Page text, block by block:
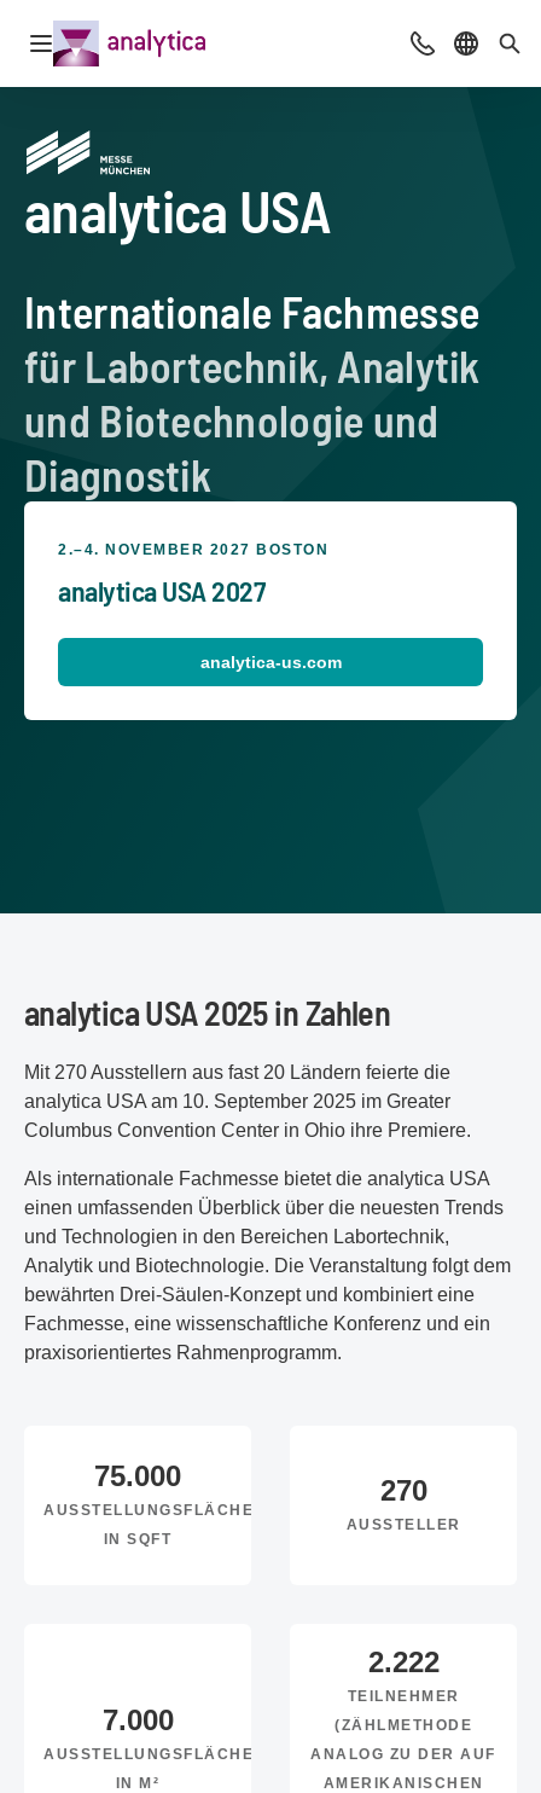
Navigation öffnen Beratung &
Sprache
analytica USA
Internationale Fachmesse
für Labortechnik, Analytik
und Biotechnologie und
Diagnostik
2.–4. NOVEMBER 2027 BOSTON
analytica USA 2027
analytica-us.com
analytica USA 2025 in Zahlen
Mit 270 Ausstellern aus fast 20 Ländern feierte die
analytica USA am 10. September 2025 im Greater
Columbus Convention Center in Ohio ihre Premiere.
Als internationale Fachmesse bietet die analytica USA
einen umfassenden Überblick über die neuesten Trends
und Technologien in den Bereichen Labortechnik,
Analytik und Biotechnologie. Die Veranstaltung folgt dem
bewährten Drei-Säulen-Konzept und kombiniert eine
Fachmesse, eine wissenschaftliche Konferenz und ein
praxisorientiertes Rahmenprogramm.
75.000
AUSSTELLUNGSFLÄCHE
IN SQFT
270
AUSSTELLER
7.000
AUSSTELLUNGSFLÄCHE
IN M²
2.222
TEILNEHMER
(ZÄHLMETHODE
ANALOG ZU DER AUF
AMERIKANISCHEN